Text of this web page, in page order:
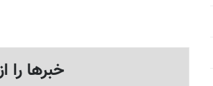
خبرها را